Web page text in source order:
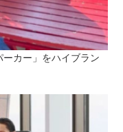
カー」をハイブラン